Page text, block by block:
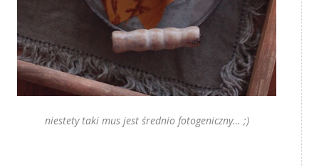
niestety taki mus jest średnio fotogeniczny… ;)